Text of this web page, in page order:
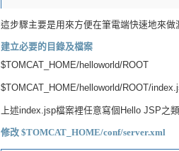
這步驟主要是用來方便在筆電端快速地來
建立必要的目錄及檔案
$TOMCAT_HOME/helloworld/ROOT
$TOMCAT_HOME/helloworld/ROOT/
上述index.jsp檔案裡任意寫個Hello JSP之
修改 $TOMCAT_HOME/conf/server.xml